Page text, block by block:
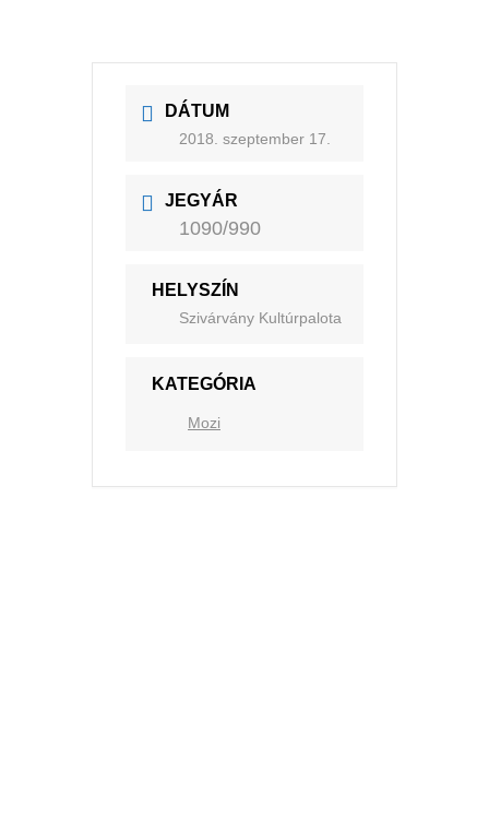
DÁTUM
2018. szeptember 17.
JEGYÁR
1090/990
HELYSZÍN
Szivárvány Kultúrpalota
KATEGÓRIA
Mozi